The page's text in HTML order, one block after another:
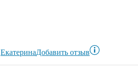
ЕкатеринаДобавить отзыв